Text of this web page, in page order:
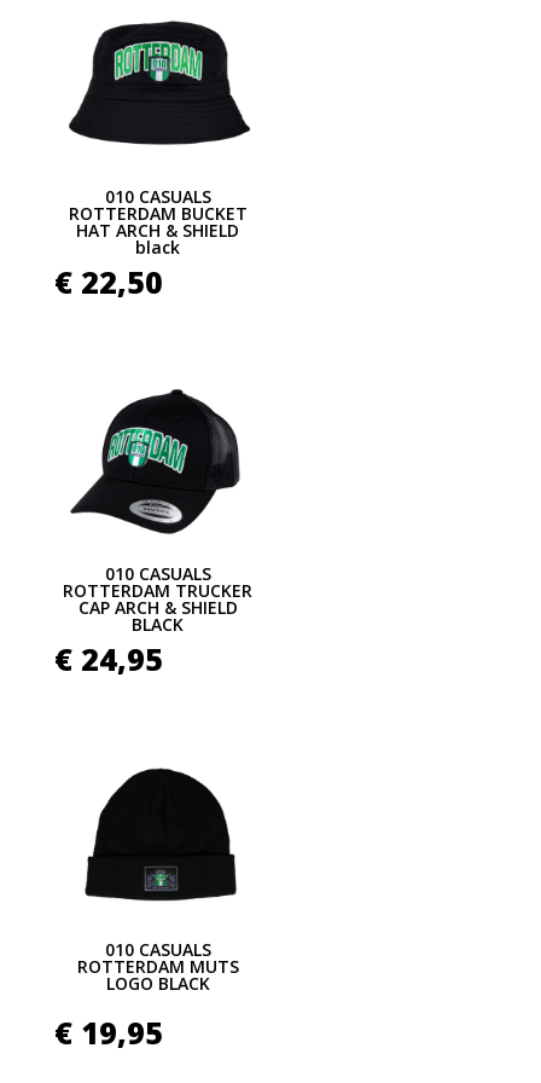
010 CASUALS
ROTTERDAM BUCKET
HAT ARCH & SHIELD
black
€22,50
010 CASUALS
ROTTERDAM TRUCKER
CAP ARCH & SHIELD
BLACK
€24,95
010 CASUALS
ROTTERDAM MUTS
LOGO BLACK
€19,95